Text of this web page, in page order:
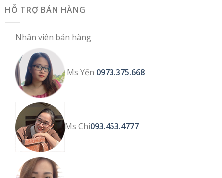
HỖ TRỢ BÁN HÀNG
Nhân viên bán hàng
Ms Yến 0973.375.668
Ms Chi093.453.4777